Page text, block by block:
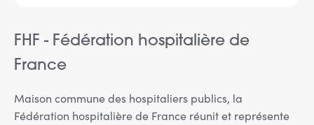
Recrutement
Espace presse
Aide & contact
FHF - Fédération hospitalière de
France
Maison commune des hospitaliers publics, la
Fédération hospitalière de France réunit et représente